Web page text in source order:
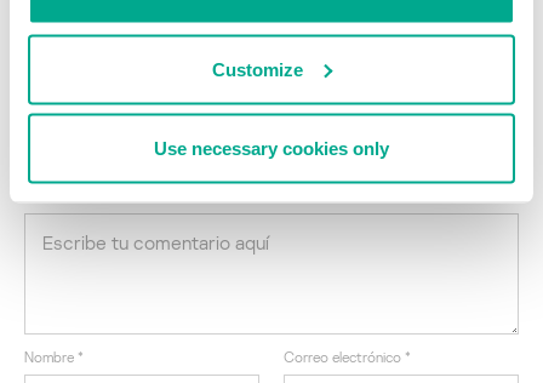
Customize
Use necessary cookies only
Su dirección de correo electrónico no será publicada.
campos obligatorios están marcados con
Nombre * Correo electrónico *